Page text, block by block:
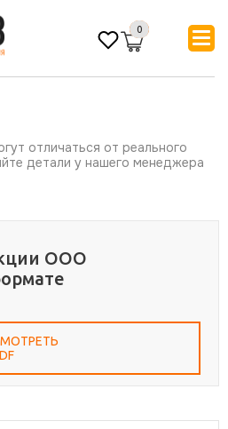
0
отличаться от реального
детали у нашего менеджера
ООО